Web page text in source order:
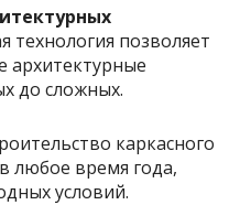
технология позволяет
архитектурные
до сложных.
каркасного
любое время года,
условий.